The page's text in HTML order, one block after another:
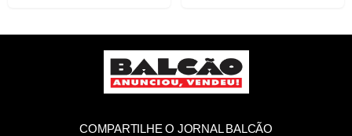
COMPARTILHE O JORNAL BALCÃO